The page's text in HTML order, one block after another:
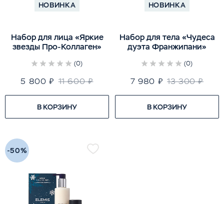
НОВИНКА
(0)
Набор для лица «Яркие
звезды Про-Коллаген»
5 800 ₽ 11 600 ₽
В КОРЗИНУ
НОВИНКА
(0)
Набор для тела «Чудеса
дуэта Франжипани»
7 980 ₽ 13 300 ₽
В КОРЗИНУ
-50%